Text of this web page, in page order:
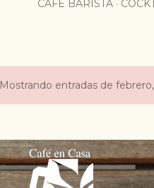
CAFÉ BARISTA
Mostrando entradas de